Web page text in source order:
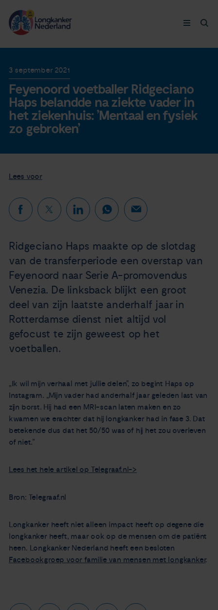
Doneer nu
Agenda
Over ons
Zorgverleners
Contact
Longkanker
Leven met
Ervaringen
Thymuskankers
Steun ons
3 september 2021
Feyenoord voetballer Ridgeciano
Haps belandde na ziekte vader in
het ziekenhuis: ’Mentaal en fysiek
zo gebroken’
Lees voor
Ridgeciano Haps maakte op de slotdag
van de transferperiode een overstap van
Feyenoord naar Serie A-promovendus
Venezia. De linksback blijkt een groot
deel van zijn laatste anderhalf jaar in
Rotterdamse dienst niet altijd vol
gefocust te zijn geweest op het
voetballen.
„Ik wil mijn verhaal met jullie delen”, zo begint Haps op
Instagram. „Mijn vader had anderhalf jaar geleden last van
zijn borst. Hij had een MRI-scan laten maken en zo
kwamen we erachter dat hij longkanker had in fase 3. Dat
betekende dus dat het 50/50 was of hij het zou overleven
of niet.”
Lees het hele artikel op Telegraaf.nl->
Bron: Telegraaf.nl
Longkanker heeft niet alleen impact heeft op degene die
longkanker heeft, maar ook op de mensen om de patiënt
heen. Longkanker Nederland heeft een besloten
Facebookgroep voor familie van mensen met longkanker.